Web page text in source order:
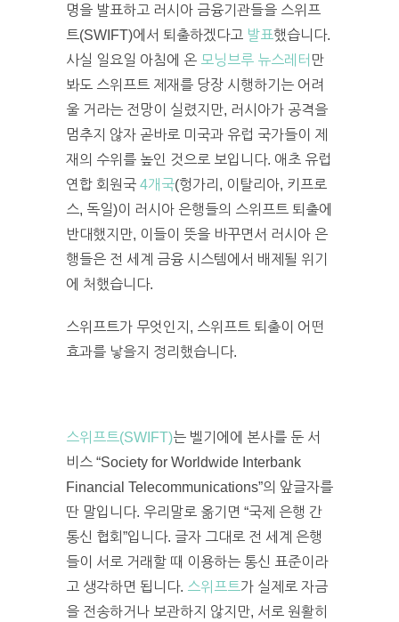
명을 발표하고 러시아 금융기관들을 스위프
트(SWIFT)에서 퇴출하겠다고 발표했습니다.
사실 일요일 아침에 온 모닝브루 뉴스레터 만
봐도 스위프트 제재를 당장 시행하기는 어려
울 거라는 전망이 실렸지만, 러시아가 공격을
멈추지 않자 곧바로 미국과 유럽 국가들이 제
재의 수위를 높인 것으로 보입니다. 애초 유럽
연합 회원국 4개국(헝가리, 이탈리아, 키프로
스, 독일)이 러시아 은행들의 스위프트 퇴출에
반대했지만, 이들이 뜻을 바꾸면서 러시아 은
행들은 전 세계 금융 시스템에서 배제될 위기
에 처했습니다.
스위프트가 무엇인지, 스위프트 퇴출이 어떤
효과를 낳을지 정리했습니다.
스위프트(SWIFT)는 벨기에에 본사를 둔 서
비스 “Society for Worldwide Interbank
Financial Telecommunications”의 앞글자를
딴 말입니다. 우리말로 옮기면 “국제 은행 간
통신 협회”입니다. 글자 그대로 전 세계 은행
들이 서로 거래할 때 이용하는 통신 표준이라
고 생각하면 됩니다. 스위프트가 실제로 자금
을 전송하거나 보관하지 않지만, 서로 원활히